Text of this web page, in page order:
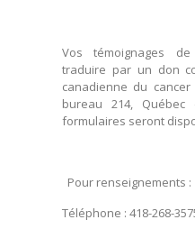
Vos témoignages
traduire par un don
canadienne du
bureau 214, Québec
formulaires seront
Pour renseignements :
Téléphone : 418-268-